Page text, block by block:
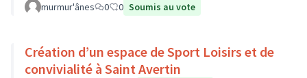
murmur'ânes 0 0 Soumis au vote
Création d’un espace de Sport Loisirs et de
convivialité à Saint Avertin